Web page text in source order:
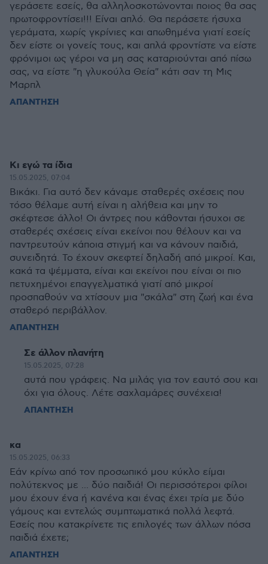
γεράσετε εσείς, θα αλληλοσκοτώνονται ποιος θα σας
πρωτοφροντίσει!!! Είναι απλό. Θα περάσετε ήσυχα
γεράματα, χωρίς γκρίνιες και απωθημένα γιατί εσείς
δεν είστε οι γονείς τους, και απλά φροντίστε να είστε
φρόνιμοι ως γέροι να μη σας καταριούνται από πίσω
σας, να είστε "η γλυκούλα Θεία" κάτι σαν τη Μις
Μαρπλ
ΑΠΑΝΤΗΣΗ
Κι εγώ τα ίδια
15.05.2025, 07:04
Βικάκι. Για αυτό δεν κάναμε σταθερές σχέσεις που
τόσο θέλαμε αυτή είναι η αλήθεια και μην το
σκέφτεσε άλλο! Οι άντρες που κάθονται ήσυχοι σε
σταθερές σχέσεις είναι εκείνοι που θέλουν και να
παντρευτούν κάποια στιγμή και να κάνουν παιδιά,
συνειδητά. Το έχουν σκεφτεί δηλαδή από μικροί. Και,
κακά τα ψέμματα, είναι και εκείνοι που είναι οι πιο
πετυχημένοι επαγγελματικά γιατί από μικροί
προσπαθούν να χτίσουν μια "σκάλα" στη ζωή και ένα
σταθερό περιβάλλον.
ΑΠΑΝΤΗΣΗ
Σε άλλον πλανήτη
15.05.2025, 07:28
αυτά που γράφεις. Να μιλάς για τον εαυτό σου και
όχι για όλους. Λέτε σαχλαμάρες συνέχεια!
ΑΠΑΝΤΗΣΗ
κα
15.05.2025, 06:33
Εάν κρίνω από τον προσωπικό μου κύκλο είμαι
πολύτεκνος με ... δύο παιδιά! Οι περισσότεροι φίλοι
μου έχουν ένα ή κανένα και ένας έχει τρία με δύο
γάμους και εντελώς συμπτωματικά πολλά λεφτά.
Εσείς που κατακρίνετε τις επιλογές των άλλων πόσα
παιδιά έχετε;
ΑΠΑΝΤΗΣΗ